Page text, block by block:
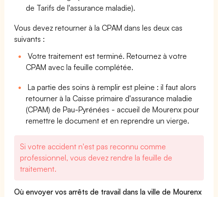
de Tarifs de l'assurance maladie).
Vous devez retourner à la CPAM dans les deux cas
suivants :
Votre traitement est terminé. Retournez à votre
CPAM avec la feuille complétée.
La partie des soins à remplir est pleine : il faut alors
retourner à la Caisse primaire d'assurance maladie
(CPAM) de Pau-Pyrénées - accueil de Mourenx pour
remettre le document et en reprendre un vierge.
Si votre accident n'est pas reconnu comme
professionnel, vous devez rendre la feuille de
traitement.
Où envoyer vos arrêts de travail dans la ville de Mourenx